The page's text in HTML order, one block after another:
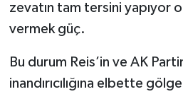
zevatın tam tersini yapıyor
vermek güç.
Bu durum Reis’in ve AK
inandırıcılığına elbette